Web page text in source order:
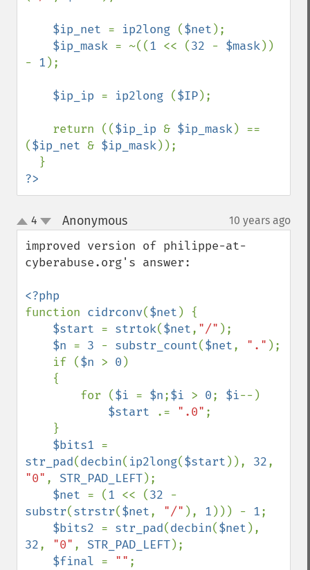
$ip_net = ip2long ($net );
$ip_mask = ~((1 << (32 - $mask))
- 1 );
$ip_ip = ip2long ($IP);
    return ((
$ip_ip & $ip_mask) ==
($ip_net & $ip_mask));
?>
up
down
4 Anonymous¶ 10 years ago
improved version of philippe-at-
cyberabuse.org's answer:
function cidrconv($net ) {
$start = strtok($net, "/" );
$n = 3 - substr_count($net, "." );
    if (
$n > 0 )
        for (
$i = $n;$i > 0; $i--)
$start
.= ".0" ;
$bits1
str_pad(decbin( ip2long($start )), 32
"0" , STR_PAD_LEFT);
$net = (1 << (32
substr(strstr($net, "/" ), 1 ))) - 1;
$bits2 = str_pad(decbin($net
32, "0" , STR_PAD_LEFT);
$final = "" ;